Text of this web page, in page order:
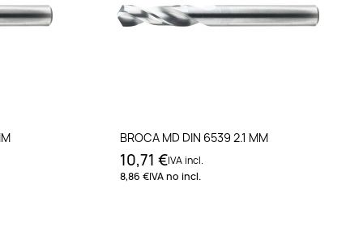
Añadir al carrito
BROCA MD DIN 6539 2.1 MM
10,71 €IVA incl.
8,86 €IVA no incl.